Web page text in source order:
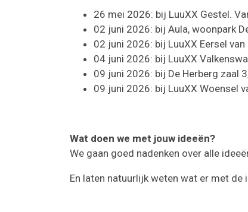
26 mei 2026: bij LuuXX Gestel.
02 juni 2026: bij Aula, woonpark
02 juni 2026: bij LuuXX Eersel
04 juni 2026: bij LuuXX
09 juni 2026: bij De Herberg zaal
09 juni 2026: bij LuuXX Woensel
Wat doen we met jouw ideeën?
We gaan goed nadenken over alle
En laten natuurlijk weten wat er met de